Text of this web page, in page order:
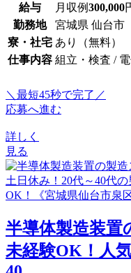
給与 月収例300,000
勤務地
宮城県 仙台市
寮・社宅 あり（無料）
仕事内容 組立・検査 /
＼最短45秒で完了／
応募へ進む
詳しく
見る
半導体製造装置
未経験OK！人